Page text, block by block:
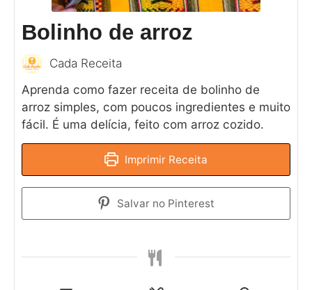
Bolinho de arroz
Cada Receita
Aprenda como fazer receita de bolinho de
arroz simples, com poucos ingredientes e muito
fácil. É uma delícia, feito com arroz cozido.
Imprimir Receita
Salvar no Pinterest